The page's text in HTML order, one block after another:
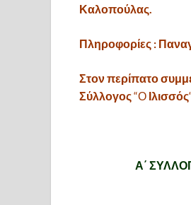
Καλοπούλας.
Πληροφορίες :
Στον περίπατο
Σύλλογος“Ο Ιλισσός
Α΄